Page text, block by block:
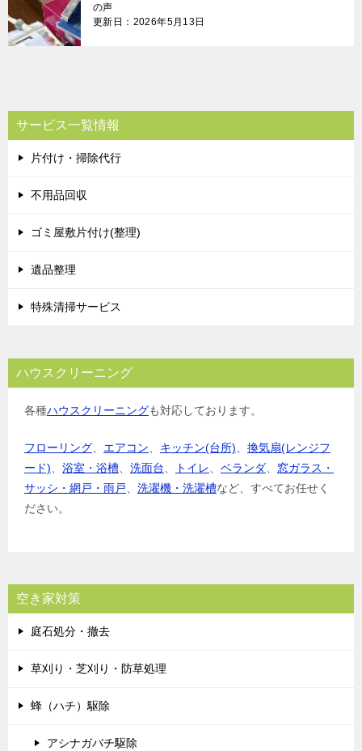
の声
更新日：2026年5月13日
サービス一覧情報
片付け・掃除代行
不用品回収
ゴミ屋敷片付け(整理)
遺品整理
特殊清掃サービス
ハウスクリーニング
各種ハウスクリーニングも対応しております。
フローリング、 エアコン、 キッチン(台所)、 換気扇(レンジフ
ード)、 浴室・浴槽、 洗面台、 トイレ、 ベランダ、 窓ガラス・
サッシ・網戸・雨戸、 洗濯機・洗濯槽など、すべてお任せく
ださい。
空き家対策
庭石処分・撤去
草刈り・芝刈り・防草処理
蜂（ハチ）駆除
アシナガバチ駆除